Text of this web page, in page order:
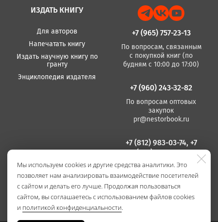
ИЗДАТЬ КНИГУ
Для авторов
Напечатать книгу
Издать научную книгу по
гранту
Энциклопедия издателя
+7 (965) 757-23-13
По вопросам, связанным
с покупкой книг (по
будням с 10:00 до 17:00)
+7 (960) 243-32-82
По вопросам оптовых
закупок
pr@nestorbook.ru
+7 (812) 983-03-74, +7
(812) 235 15 86
По вопросам издания
книг
(по будням с 10:00 до
17:00)
Мы используем cookies и другие средства аналитики. Это
позволяет нам анализировать взаимодействие посетителей
с сайтом и делать его лучше. Продолжая пользоваться
сайтом, вы соглашаетесь с использованием файлов cookies
и политикой конфиденциальности.